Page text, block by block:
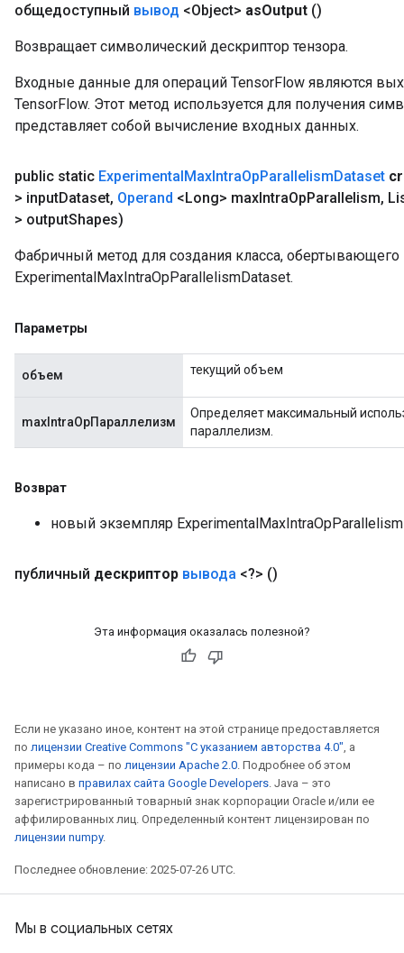
общедоступный вывод <Object> asOutput ()
Возвращает символический дескриптор тензора.
Входные данные для операций TensorFlow являются
TensorFlow. Этот метод используется для получения
представляет собой вычисление входных данных.
public static ExperimentalMaxIntraOpParallelismDataset
> inputDataset, Operand <Long> maxIntraOpParallelism,
> outputShapes)
Фабричный метод для создания класса,
ExperimentalMaxIntraOpParallelismDataset.
Параметры
объем текущий объем
maxIntraOpПараллелизм
Определяет максимальный
параллелизм.
Возврат
новый экземпляр
публичный дескриптор вывода <?> ()
Эта информация оказалась полезной?
Если не указано иное, контент на этой странице предоставляется
по лицензии Creative Commons "С указанием авторства 4.0", а
примеры кода – по лицензии Apache 2.0. Подробнее об этом
написано в правилах сайта Google Developers. Java – это
зарегистрированный товарный знак корпорации Oracle и/или ее
аффилированных лиц. Определенный контент лицензирован по
лицензии numpy.
Последнее обновление: 2025-07-26 UTC.
Мы в социальных сетях